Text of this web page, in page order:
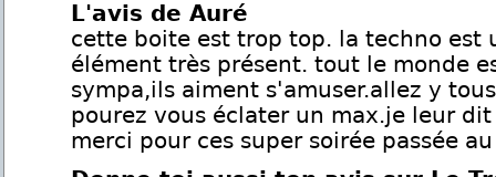
L'avis de Auré
cette boite est trop top. la techno est
élément très présent. tout le monde
sympa,ils aiment s'amuser.allez y
pourez vous éclater un max.je leur dit
merci pour ces super soirée passée